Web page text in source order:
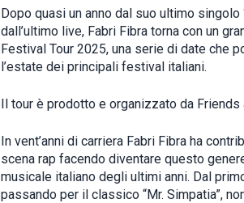
Dopo quasi un anno dal suo ultimo singolo
dall’ultimo live, Fabri Fibra torna con un
Festival Tour 2025, una serie di date che
l’estate dei principali festival italiani.
Il tour è prodotto e organizzato da Friends
In vent’anni di carriera Fabri Fibra ha
scena rap facendo diventare questo
musicale italiano degli ultimi anni. Dal
passando per il classico “Mr. Simpatia”,